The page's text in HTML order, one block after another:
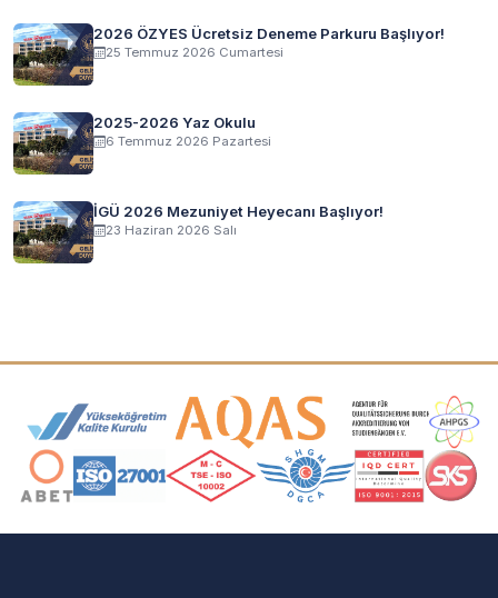
2026 ÖZYES Ücretsiz Deneme Parkuru Başlıyor!
25 Temmuz 2026 Cumartesi
2025-2026 Yaz Okulu
6 Temmuz 2026 Pazartesi
İGÜ 2026 Mezuniyet Heyecanı Başlıyor!
23 Haziran 2026 Salı
Akreditasyon ve Üyelik Logoları